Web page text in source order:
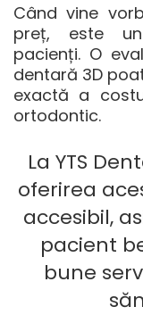
Când vine
preț, este un
pacienți. O
dentară 3D
exactă a
ortodontic.
La YTS
oferirea
accesibil,
pacient
bune